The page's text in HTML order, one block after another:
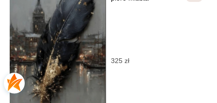
325 zł